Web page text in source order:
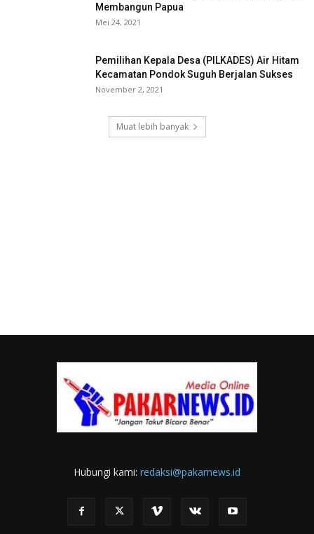
Membangun Papua
Mei 24, 2021
Pemilihan Kepala Desa (PILKADES) Air Hitam
Kecamatan Pondok Suguh Berjalan Sukses
November 2, 2021
Muat lebih banyak
Hubungi kami: redaksi@pakarnews.id